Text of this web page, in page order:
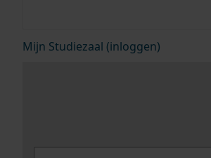
Mijn Studiezaal (inloggen)